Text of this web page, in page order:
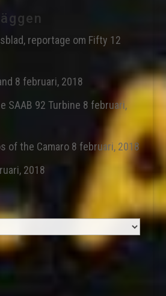
reportage om Fifty 12
8 februari, 2018
SAAB 92 Turbine 8 februari,
of the Camaro 8 februari, 2018
2018